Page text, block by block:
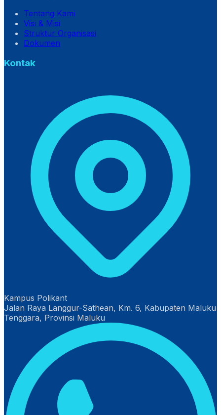
Tentang Kami
Visi & Misi
Struktur Organisasi
Dokumen
Kontak
Kampus Polikant
Jalan Raya Langgur-Sathean, Km. 6, Kabupaten Maluku
Tenggara, Provinsi Maluku